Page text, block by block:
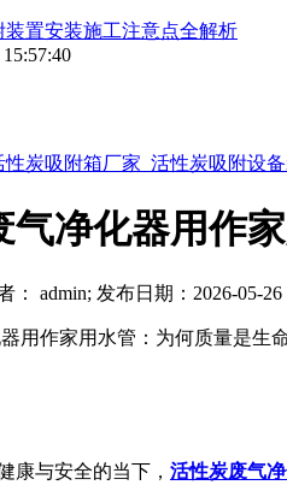
装置安装施工注意点全解析
炭吸附箱厂家_活性炭吸附设
气净化器用作
admin; 发布日期：2026-05-26
用作家用水管：为何质量是生
康与安全的当下， 活性炭废气